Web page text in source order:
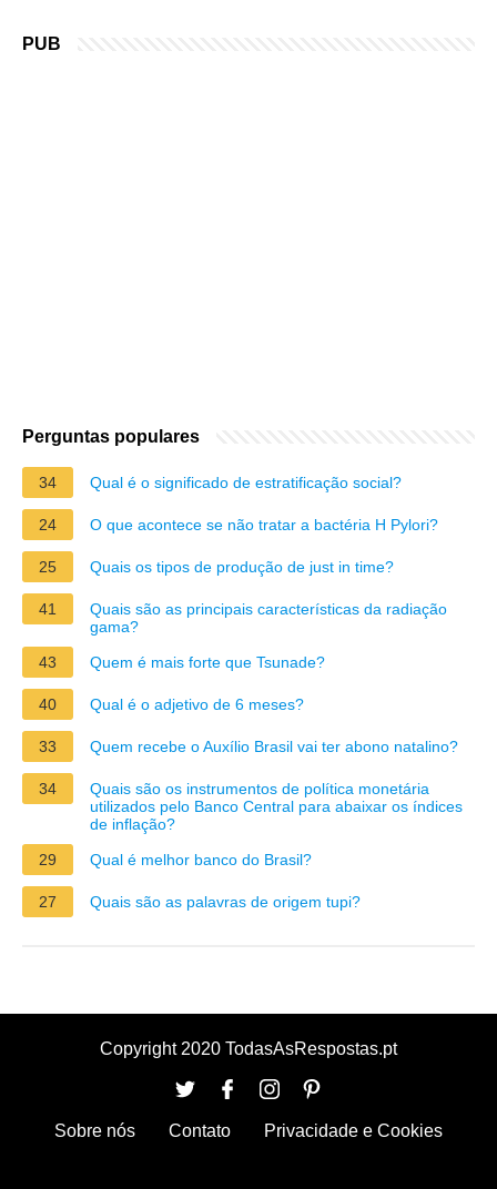
PUB
Perguntas populares
34 Qual é o significado de estratificação social?
24 O que acontece se não tratar a bactéria H Pylori?
25 Quais os tipos de produção de just in time?
41
Quais são as principais características da radiação
gama?
43
Quem é mais forte que Tsunade?
40 Qual é o adjetivo de 6 meses?
33 Quem recebe o Auxílio Brasil vai ter abono natalino?
34
Quais são os instrumentos de política monetária
utilizados pelo Banco Central para abaixar os índices
de inflação?
29
Qual é melhor banco do Brasil?
27 Quais são as palavras de origem tupi?
Copyright 2020 TodasAsRespostas.pt
Sobre nós Contato Privacidade e Cookies